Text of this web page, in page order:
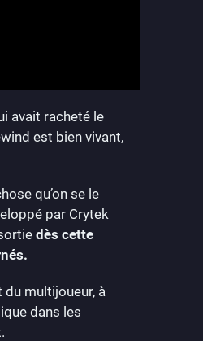
avait racheté le
est bien vivant,
qu’on se le
par Crytek
dès cette
multijoueur, à
dans les